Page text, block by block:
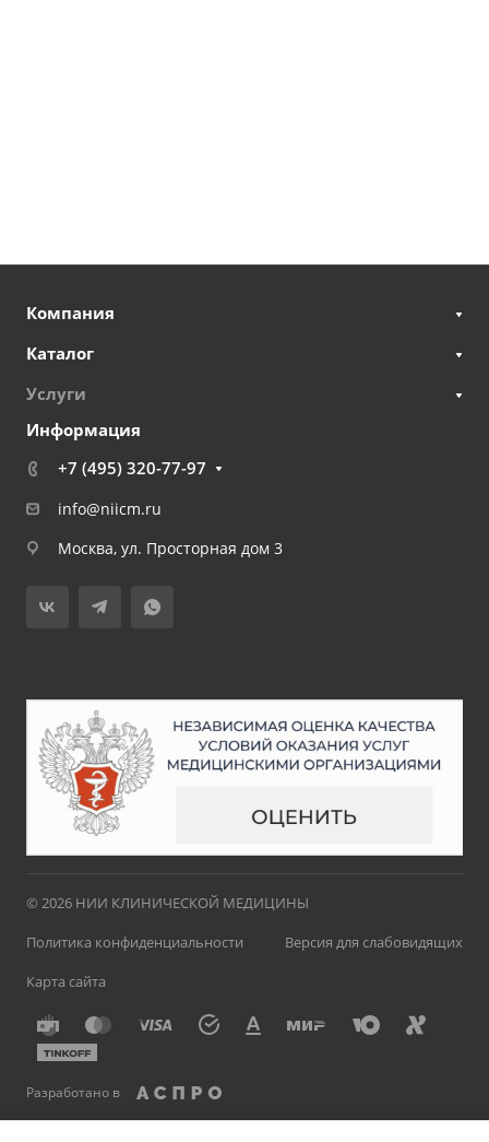
Компания
Каталог
Услуги
Информация
+7 (495) 320-77-97
info@niicm.ru
Москва, ул. Просторная дом 3
© 2026 НИИ КЛИНИЧЕСКОЙ МЕДИЦИНЫ
Политика конфиденциальности
Версия для слабовидящих
Карта сайта
Разработано в